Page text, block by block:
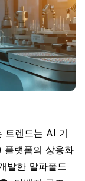
트렌드는 AI 기
랫폼의 상용화
발한 알파폴드